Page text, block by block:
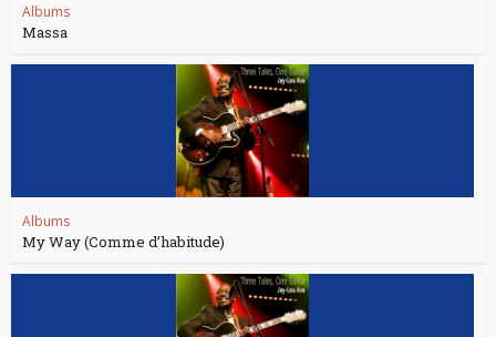
Albums
Massa
Albums
My Way (Comme d’habitude)